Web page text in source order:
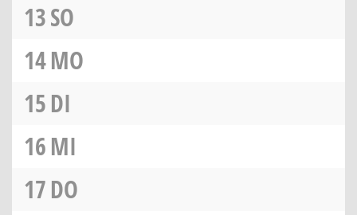
13SO
14MO
15DI
16MI
17DO